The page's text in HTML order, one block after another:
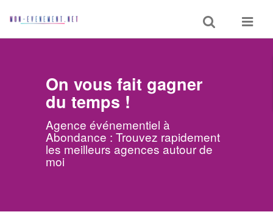
Toggle
search
Toggle
On vous fait gagner
du temps !
Agence événementiel à
Abondance : Trouvez rapidement
les meilleurs agences autour de
moi